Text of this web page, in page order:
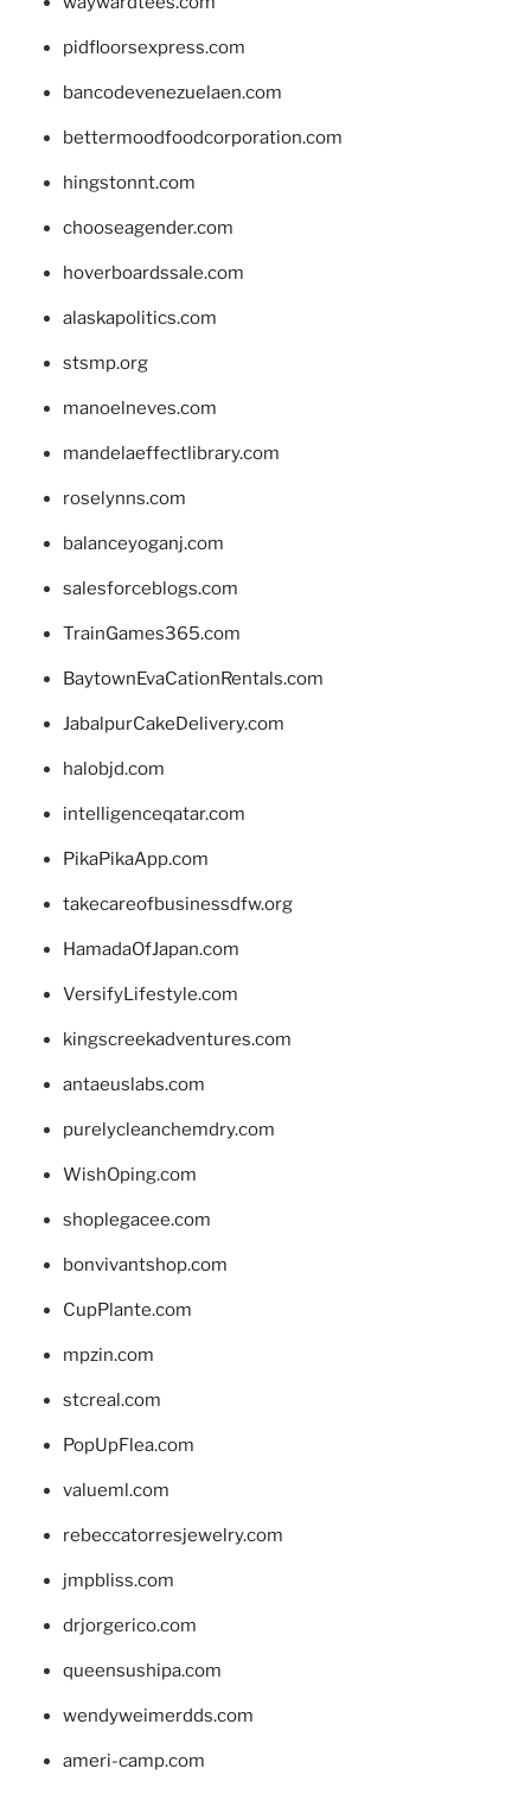
pidfloorsexpress.com
bancodevenezuelaen.com
bettermoodfoodcorporation.com
hingstonnt.com
chooseagender.com
hoverboardssale.com
alaskapolitics.com
stsmp.org
manoelneves.com
mandelaeffectlibrary.com
roselynns.com
balanceyoganj.com
salesforceblogs.com
TrainGames365.com
BaytownEvaCationRentals.com
JabalpurCakeDelivery.com
halobjd.com
intelligenceqatar.com
PikaPikaApp.com
takecareofbusinessdfw.org
HamadaOfJapan.com
VersifyLifestyle.com
kingscreekadventures.com
antaeuslabs.com
purelycleanchemdry.com
WishOping.com
shoplegacee.com
bonvivantshop.com
CupPlante.com
mpzin.com
stcreal.com
PopUpFlea.com
valueml.com
rebeccatorresjewelry.com
jmpbliss.com
drjorgerico.com
queensushipa.com
wendyweimerdds.com
ameri-camp.com